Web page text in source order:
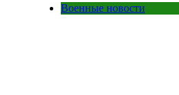
Военные новости